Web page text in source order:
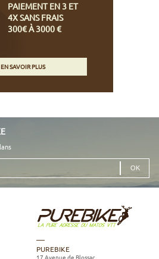
PAIEMENT EN 3 ET
4X SANS FRAIS
300€ À 3000 €
EN SAVOIR PLUS
PUREBIKE
17 Avenue de Blossac